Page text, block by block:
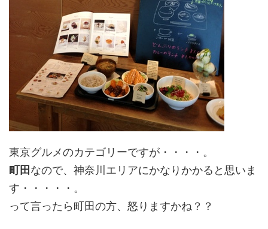
東京グルメのカテゴリーですが・・・・。
町田 なので、神奈川エリアにかなりかかると思いま
す・・・・・。
って言ったら町田の方、怒りますかね？？